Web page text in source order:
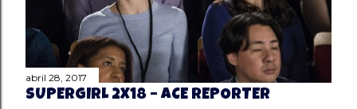
abril 28, 2017
SUPERGIRL 2X18 – ACE REPORTER